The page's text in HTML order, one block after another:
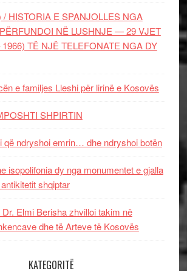
/ HISTORIA E SPANJOLLES NGA
NË LUSHNJE — 29 VJET
TË NJË TELEFONATE NGA DY
e familjes Lleshi për lirinë e Kosovës
SHPIRTIN
që ndryshoi emrin… dhe ndryshoi botën
isopolifonia dy nga monumentet e gjalla
shqiptar
Elmi Berisha zhvilloi takim në
dhe të Arteve të Kosovës
KATEGORITË